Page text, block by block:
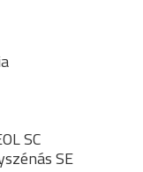
SC
SE